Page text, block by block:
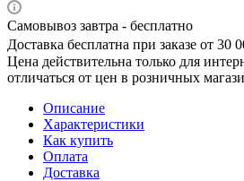
Самовывоз завтра - бесплатно
Доставка бесплатна при заказе от 30
Цена действительна только для
отличаться от цен в розничных
Описание
Характеристики
Как купить
Оплата
Доставка